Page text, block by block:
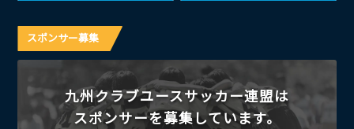
スポンサー募集
九州クラブユースサッカー連盟は
スポンサーを募集しています。